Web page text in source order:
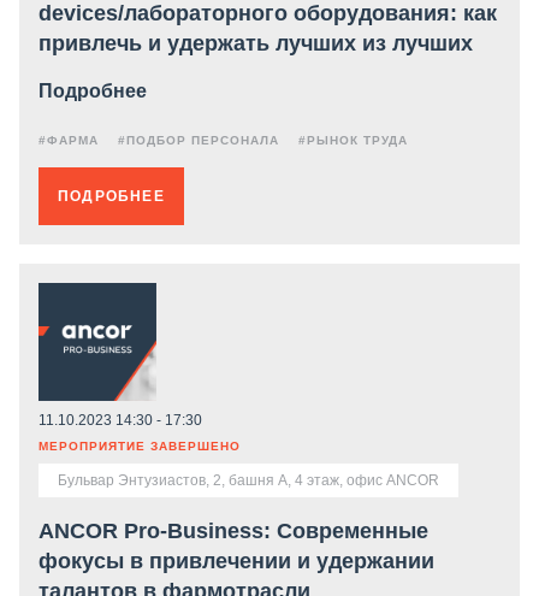
devices/лабораторного оборудования: как
привлечь и удержать лучших из лучших
Подробнее
#ФАРМА #ПОДБОР ПЕРСОНАЛА #РЫНОК ТРУДА
ПОДРОБНЕЕ
11.10.2023 14:30 - 17:30
МЕРОПРИЯТИЕ ЗАВЕРШЕНО
Бульвар Энтузиастов, 2, башня А, 4 этаж, офис ANCOR
ANCOR Pro-Business: Современные
фокусы в привлечении и удержании
талантов в фармотрасли